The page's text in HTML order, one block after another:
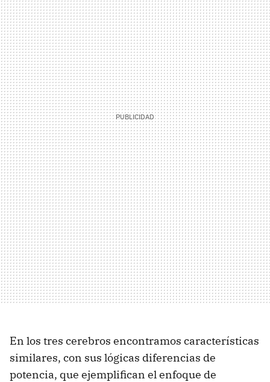
En los tres cerebros encontramos características
similares, con sus lógicas diferencias de
potencia, que ejemplifican el enfoque de